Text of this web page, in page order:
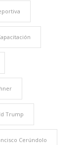
Trump
Cerúndolo